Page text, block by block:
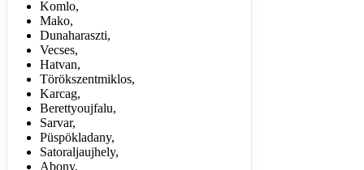
Komlo,
Mako,
Dunaharaszti,
Vecses,
Hatvan,
Törökszentmiklos,
Karcag,
Berettyoujfalu,
Sarvar,
Püspökladany,
Satoraljaujhely,
Abony,